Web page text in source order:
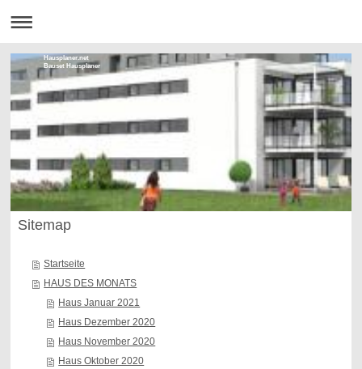
Hausplaner.net
Bauset Hausplaner
Sitemap
Startseite
HAUS DES MONATS
Haus Januar 2021
Haus Dezember 2020
Haus November 2020
Haus Oktober 2020